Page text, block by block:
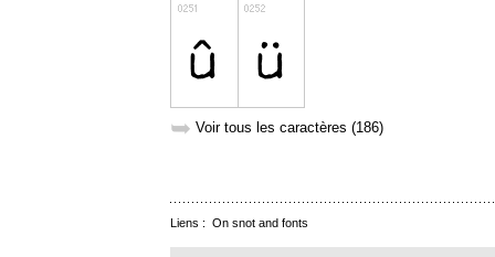
➥ Voir tous les caractères (186)
Liens : On snot and fonts